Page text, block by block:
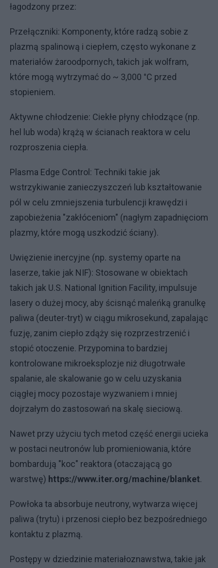
łagodzony przez:
Przełączniki: Komponenty, które radzą sobie z
plazmą spalinową i ciepłem, często wykonane z
materiałów żaroodpornych, takich jak wolfram,
które mogą wytrzymać do ~ 3,000 °C przed
stopieniem.
Aktywne chłodzenie: Ciekłe płyny chłodzące (np.
hel lub woda) krążą w ścianach reaktora w celu
rozproszenia ciepła.
Plasma Edge Control: Techniki takie jak
wstrzykiwanie zanieczyszczeń lub kształtowanie
pól w celu zmniejszenia turbulencji krawędzi i
zapobieżenia "zakłóceniom" (nagłym zapadnięciom
plazmy, które mogą uszkodzić ściany).
Uwięzienie inercyjne (np. systemy oparte na
laserze, takie jak NIF): Stosowane w obiektach
takich jak U.S. National Ignition Facility, impulsuje
lasery o dużej mocy, aby ścisnąć maleńką granulkę
paliwa (deuter-tryt) w ciągu mikrosekund, zapalając
fuzję, zanim ciepło zdąży się rozprzestrzenić i
stopić otoczenie. Przypomina to bardziej
kontrolowane mikroeksplozje niż długotrwałe
spalanie, ale skalowanie go w celu uzyskania
ciągłej mocy pozostaje wyzwaniem i mniej
dojrzałym do zastosowań na skalę sieciową.
Nawet przy użyciu tych metod część energii ucieka
w postaci neutronów lub promieniowania, które
bombardują "koc" reaktora (otaczającą go
warstwę) https://www.iter.org/machine/blanket.
Powłoka ta absorbuje neutrony, wytwarza więcej
paliwa (trytu) i przenosi ciepło bez bezpośredniego
kontaktu z plazmą.
Postępy w dziedzinie materiałoznawstwa, takie jak